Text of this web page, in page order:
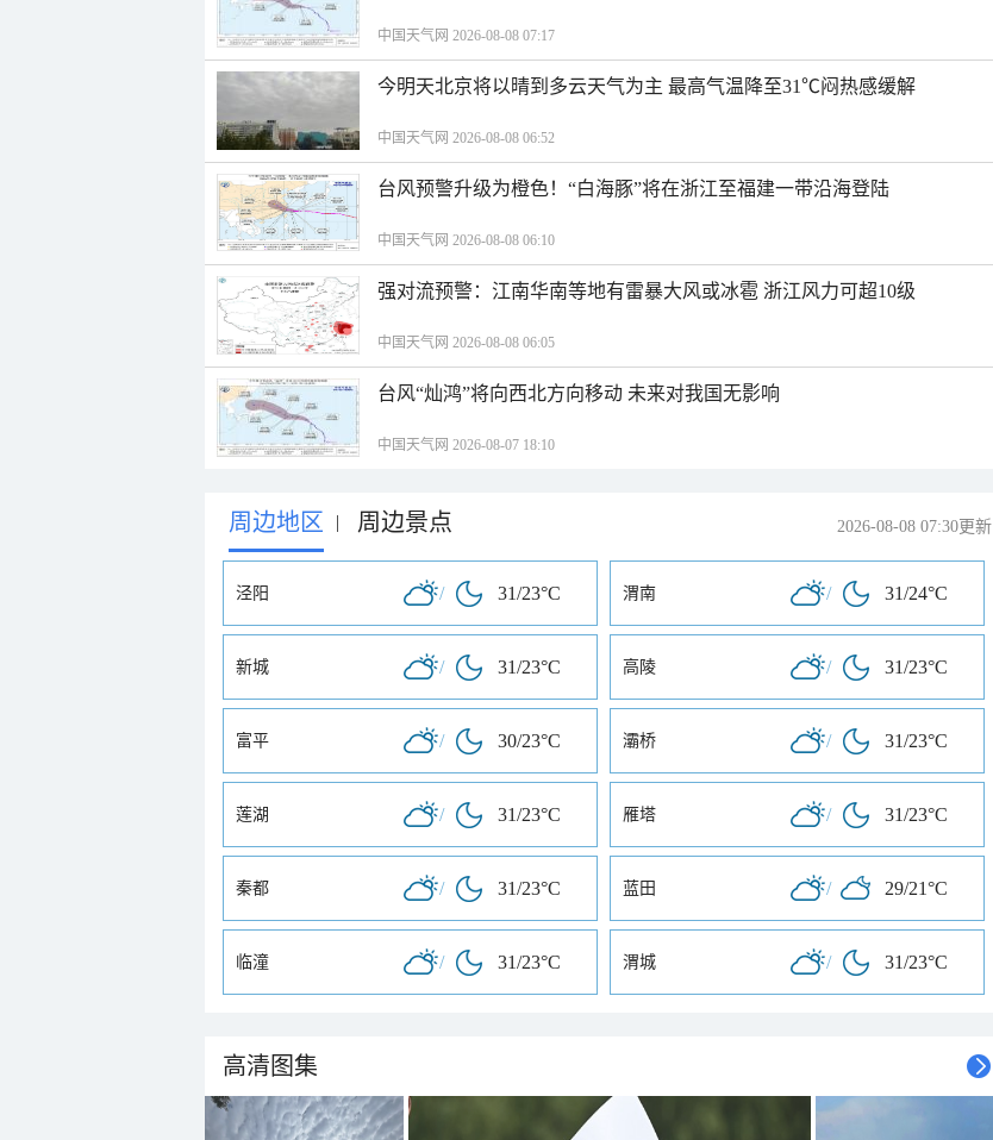
中国天气网 2026-08-08 07:17
今明天北京将以晴到多云天气为主 最高气温降至31℃闷热感缓解
中国天气网 2026-08-08 06:52
台风预警升级为橙色！“白海豚”将在浙江至福建一带沿海登陆
中国天气网 2026-08-08 06:10
强对流预警：江南华南等地有雷暴大风或冰雹 浙江风力可超10级
中国天气网 2026-08-08 06:05
台风“灿鸿”将向西北方向移动 未来对我国无影响
中国天气网 2026-08-07 18:10
周边地区 | 周边景点 2026-08-08 07:30更新
泾阳 / 31/23°C 渭南 / 31/24°C
新城 / 31/23°C 高陵 / 31/23°C
富平 / 30/23°C 灞桥 / 31/23°C
莲湖 / 31/23°C 雁塔 / 31/23°C
秦都 / 31/23°C 蓝田 / 29/21°C
临潼 / 31/23°C 渭城 / 31/23°C
高清图集